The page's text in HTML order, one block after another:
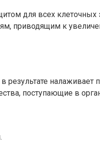
для всех клеточных
приводящим к
результате
поступающие в